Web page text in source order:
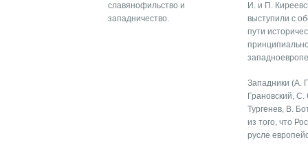
славянофильство и
западничество.
И. и П.
выступили с
пути
Западники (А.
Грановский,
Тургенев, В.
из того, что
русле